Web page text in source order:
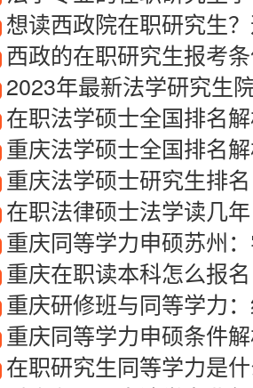
想读西政院在职研究生
西政的在职研究生报考
2023年最新法学研究生院校
在职法学硕士全国排名
重庆法学硕士全国排名
重庆法学硕士研究生排名
在职法律硕士法学读几年
重庆同等学力申硕苏州
重庆在职读本科怎么报
重庆研修班与同等学力
重庆同等学力申硕条件
在职研究生同等学力是